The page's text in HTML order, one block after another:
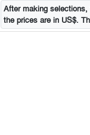
After making
the prices are in US$.